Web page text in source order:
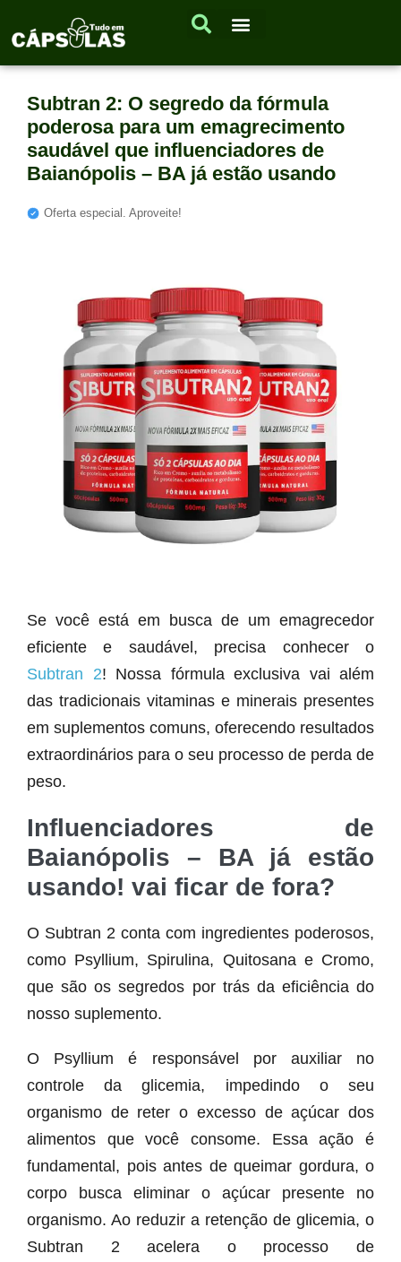
Subtran 2: O segredo da fórmula
poderosa para um emagrecimento
saudável que influenciadores de
Baianópolis – BA já estão usando
Oferta especial. Aproveite!
Se você está em busca de um emagrecedor
eficiente e saudável, precisa conhecer o
Subtran 2! Nossa fórmula exclusiva vai além
das tradicionais vitaminas e minerais presentes
em suplementos comuns, oferecendo resultados
extraordinários para o seu processo de perda de
peso.
Influenciadores de
Baianópolis – BA já estão
usando! vai ficar de fora?
O Subtran 2 conta com ingredientes poderosos,
como Psyllium, Spirulina, Quitosana e Cromo,
que são os segredos por trás da eficiência do
nosso suplemento.
O Psyllium é responsável por auxiliar no
controle da glicemia, impedindo o seu
organismo de reter o excesso de açúcar dos
alimentos que você consome. Essa ação é
fundamental, pois antes de queimar gordura, o
corpo busca eliminar o açúcar presente no
organismo. Ao reduzir a retenção de glicemia, o
Subtran 2 acelera o processo de